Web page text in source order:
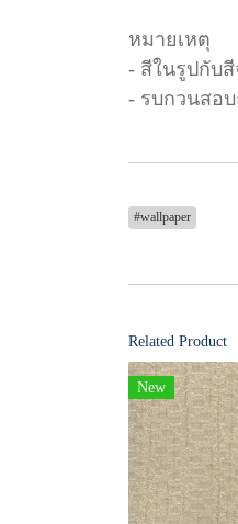
หมายเหตุ
- สีในรูปกับสี
- รบกวนสอ
#wallpaper
Related Product
New